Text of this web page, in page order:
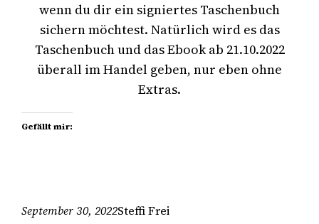
wenn du dir ein signiertes Taschenbuch
sichern möchtest. Natürlich wird es das
Taschenbuch und das Ebook ab 21.10.2022
überall im Handel geben, nur eben ohne
Extras.
Gefällt mir:
September 30, 2022Steffi Frei